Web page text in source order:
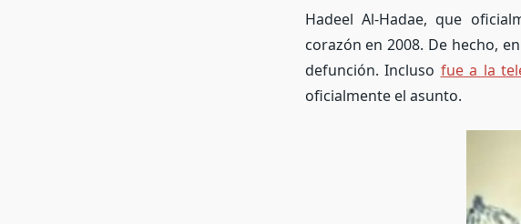
Hadeel Al-Hadae, que
corazón en 2008. De hecho,
defunción. Incluso fue a la
oficialmente el asunto.